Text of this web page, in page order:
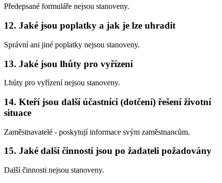
Předepsané formuláře nejsou stanoveny.
12. Jaké jsou poplatky a jak je lze uhradit
Správní ani jiné poplatky nejsou stanoveny.
13. Jaké jsou lhůty pro vyřízení
Lhůty pro vyřízení nejsou stanoveny.
14. Kteří jsou další účastníci (dotčení) řešení životní
situace
Zaměstnavatelé - poskytují informace svým zaměstnancům.
15. Jaké další činnosti jsou po žadateli požadovány
Další činnosti nejsou stanoveny.